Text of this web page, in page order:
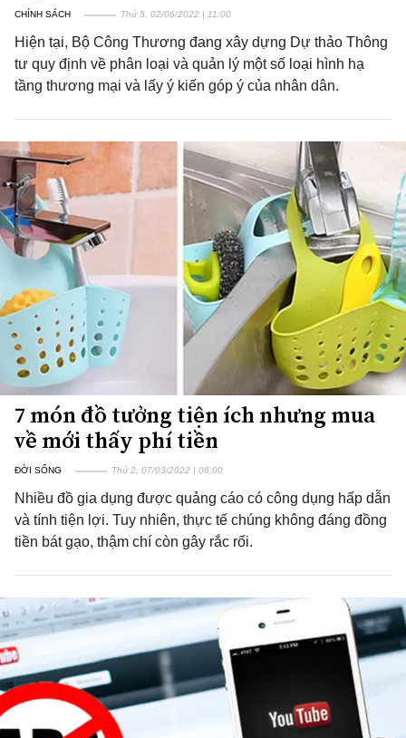
CHÍNH SÁCH Thứ 5, 02/06/2022 | 11:00
Hiện tại, Bộ Công Thương đang xây dựng Dự thảo Thông
tư quy định về phân loại và quản lý một số loại hình hạ
tầng thương mại và lấy ý kiến góp ý của nhân dân.
7 món đồ tưởng tiện ích nhưng mua
về mới thấy phí tiền
ĐỜI SỐNG Thứ 2, 07/03/2022 | 06:00
Nhiều đồ gia dụng được quảng cáo có công dụng hấp dẫn
và tính tiện lợi. Tuy nhiên, thực tế chúng không đáng đồng
tiền bát gạo, thậm chí còn gây rắc rối.